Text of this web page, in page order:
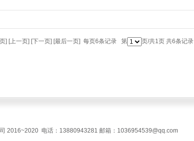
] [上一页] [下一页] [最后一页] 每页6条记录 第 页/共1页 共6条记录
2016~2020 电话：13880943281 邮箱：1036954539@qq.com